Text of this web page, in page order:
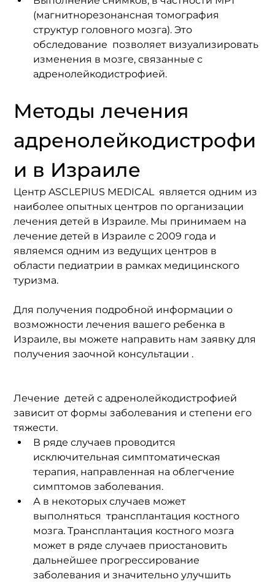
(магнитнорезонансная томография
структур головного мозга). Это
обследование  позволяет визуализировать
изменения в мозге, связанные с
адренолейкодистрофией.
Методы лечения
адренолейкодистрофи
и в Израиле
Центр ASCLEPIUS MEDICAL  является одним из
наиболее опытных центров по организации
лечения детей в Израиле. Мы принимаем на
лечение детей в Израиле с 2009 года и
являемся одним из ведущих центров в
области педиатрии в рамках медицинского
туризма.
Для получения подробной информации о
возможности лечения вашего ребенка в
Израиле, вы можете направить нам заявку для
получения заочной консультации .
Лечение  детей с адренолейкодистрофией
зависит от формы заболевания и степени его
тяжести.
В ряде случаев проводится
исключительная симптоматическая
терапия, направленная на облегчение
симптомов заболевания.
А в некоторых случаев может
выполняться  трансплантация костного
мозга. Трансплантация костного мозга
может в ряде случаев приостановить
дальнейшее прогрессирование
заболевания и значительно улучшить